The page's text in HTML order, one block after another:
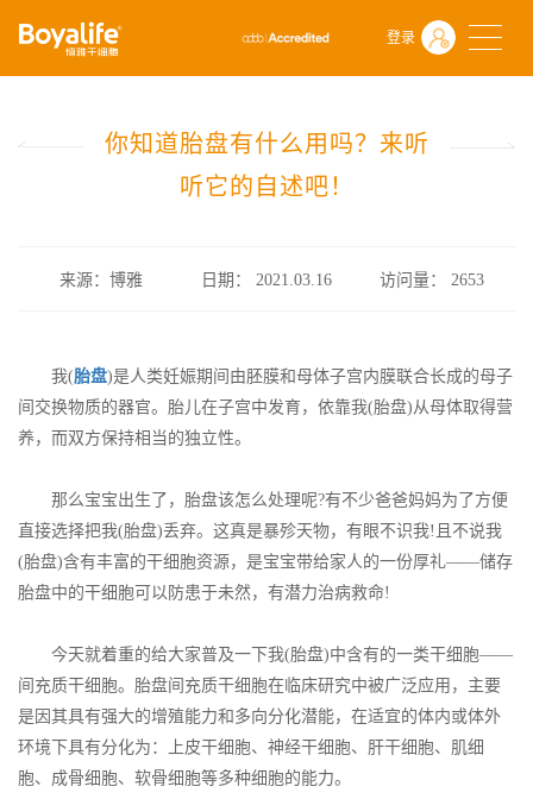
登录
首页 什么是干细胞
前沿动态
你知道胎盘有什么用吗？来听听它的自述吧！
你知道胎盘有什么用吗？来听
听它的自述吧！
来源：博雅 日期： 2021.03.16 访问量：2653
我(胎盘)是人类妊娠期间由胚膜和母体子宫内膜联合长成的母子
间交换物质的器官。胎儿在子宫中发育，依靠我(胎盘)从母体取得营
养，而双方保持相当的独立性。
那么宝宝出生了，胎盘该怎么处理呢?有不少爸爸妈妈为了方便
直接选择把我(胎盘)丢弃。这真是暴殄天物，有眼不识我!且不说我
(胎盘)含有丰富的干细胞资源，是宝宝带给家人的一份厚礼——储存
胎盘中的干细胞可以防患于未然，有潜力治病救命!
今天就着重的给大家普及一下我(胎盘)中含有的一类干细胞——
间充质干细胞。胎盘间充质干细胞在临床研究中被广泛应用，主要
是因其具有强大的增殖能力和多向分化潜能，在适宜的体内或体外
环境下具有分化为：上皮干细胞、神经干细胞、肝干细胞、肌细
胞、成骨细胞、软骨细胞等多种细胞的能力。